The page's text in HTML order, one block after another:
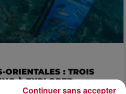
ORIENTALES : TROIS
À EXPLORER...
Continuer sans accepter